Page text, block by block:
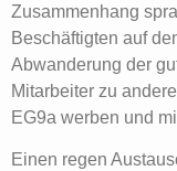
Zusammenhang
Beschäftigten auf
Abwanderung der
Mitarbeiter zu
EG9a werben und
Einen regen